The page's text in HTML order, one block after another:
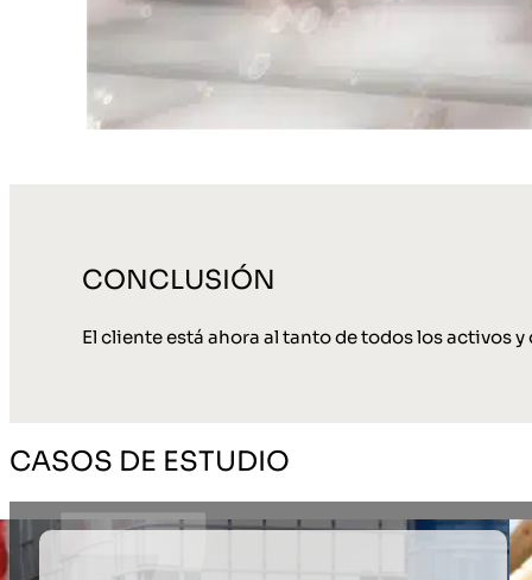
CONCLUSIÓN
El cliente está ahora al tanto de todos los activos
CASOS DE ESTUDIO